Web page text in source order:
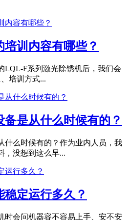
培训内容有哪些？
LQL-F系列激光除锈机后，我们会
培训方式...
备是从什么时候有的？
什么时候有的？作为业内人员，我
，没想到这么早...
定运行多久？
时会问机器容不容易上手、安不安